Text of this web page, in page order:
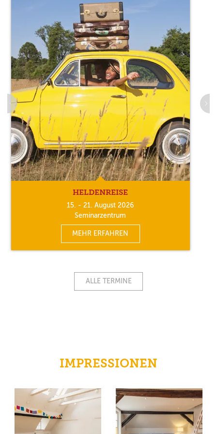
HELDENREISE
15. - 21. August 2026
Seminarzentrum
MEHR ERFAHREN
ALLE TERMINE
IMPRESSIONEN